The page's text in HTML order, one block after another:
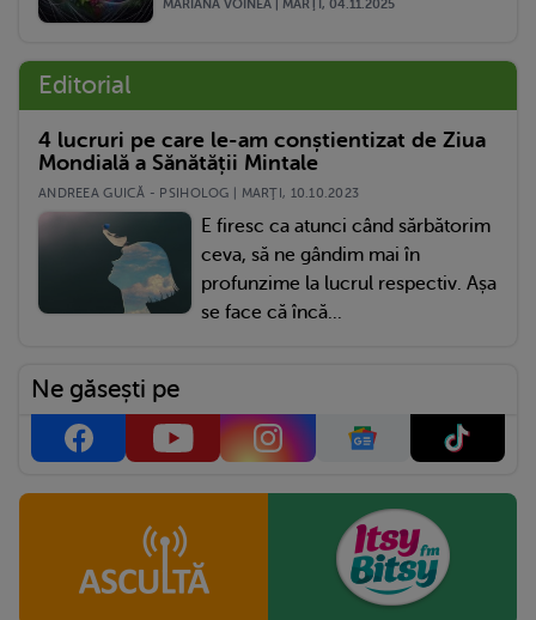
MARIANA VOINEA | MARŢI, 04.11.2025
Editorial
4 lucruri pe care le-am conștientizat de Ziua
Mondială a Sănătății Mintale
ANDREEA GUICĂ - PSIHOLOG | MARŢI, 10.10.2023
E firesc ca atunci când sărbătorim
ceva, să ne gândim mai în
profunzime la lucrul respectiv. Așa
se face că încă...
Ne găsești pe